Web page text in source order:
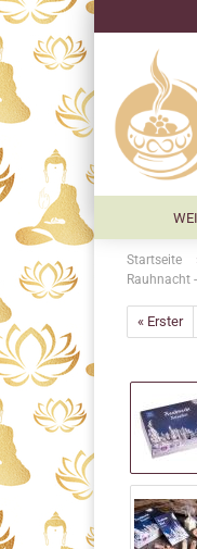
Startseite
Rauhnacht
« Erster